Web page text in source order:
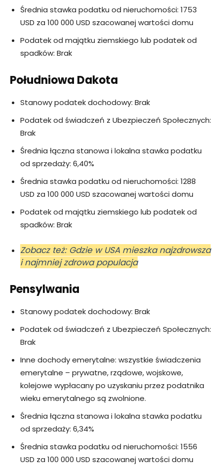
Średnia stawka podatku od nieruchomości: 1753
USD za 100 000 USD szacowanej wartości domu
Podatek od majątku ziemskiego lub podatek od
spadków: Brak
Południowa Dakota
Stanowy podatek dochodowy: Brak
Podatek od świadczeń z Ubezpieczeń Społecznych:
Brak
Średnia łączna stanowa i lokalna stawka podatku
od sprzedaży: 6,40%
Średnia stawka podatku od nieruchomości: 1288
USD za 100 000 USD szacowanej wartości domu
Podatek od majątku ziemskiego lub podatek od
spadków: Brak
Zobacz też: Gdzie w USA mieszka najzdrowsza
i najmniej zdrowa populacja
Pensylwania
Stanowy podatek dochodowy: Brak
Podatek od świadczeń z Ubezpieczeń Społecznych:
Brak
Inne dochody emerytalne: wszystkie świadczenia
emerytalne – prywatne, rządowe, wojskowe,
kolejowe wypłacany po uzyskaniu przez podatnika
wieku emerytalnego są zwolnione.
Średnia łączna stanowa i lokalna stawka podatku
od sprzedaży: 6,34%
Średnia stawka podatku od nieruchomości: 1556
USD za 100 000 USD szacowanej wartości domu